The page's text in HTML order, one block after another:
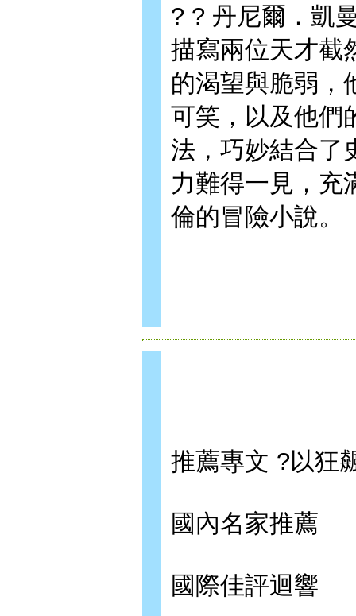
? ? 丹尼爾．凱
描寫兩位天才截
的渴望與脆弱，
可笑，以及他們
法，巧妙結合了
力難得一見，充
倫的冒險小說。
推薦專文 ?以狂
國內名家推薦
國際佳評迴響